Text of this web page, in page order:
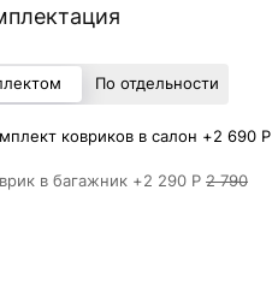
По отдельности
ковриков в салон +2 690 Р
в багажник +2 290 Р 2 790